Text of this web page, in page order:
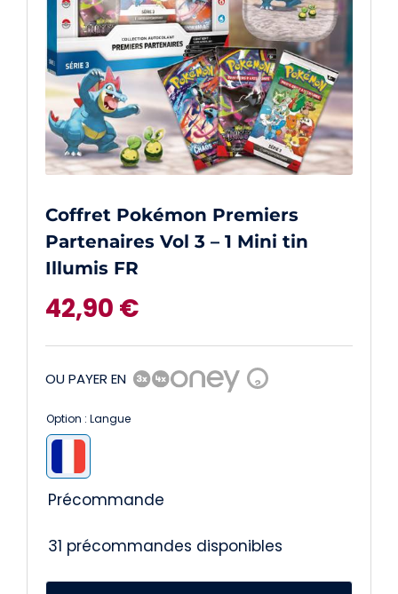
Coffret Pokémon Premiers
Partenaires Vol 3 – 1 Mini tin
Illumis FR
42,90 €
OU PAYER EN ?
Option : Langue
Précommande
31 précommandes disponibles